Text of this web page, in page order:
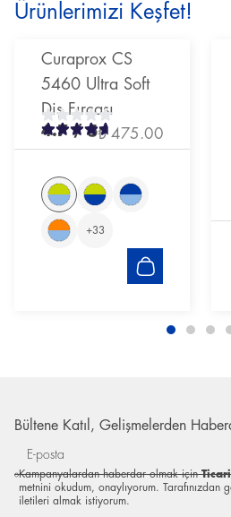
Ürünlerimizi Keşfet!
Curaprox CS
5460 Ultra Soft
Diş Fırçası
4.7/ 5₺ 475.00
+33
Bültene Katıl, Gelişmelerden
Kampanyalardan haberdar olmak için
metnini okudum, onaylıyorum. Tarafınızdan
iletileri almak istiyorum.